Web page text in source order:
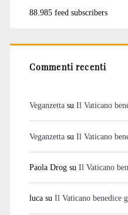
88.985 feed subscribers
Commenti recenti
Veganzettasu Il Vaticano
Veganzettasu Il Vaticano
Paola Drogsu Il Vaticano
lucasu Il Vaticano benedice